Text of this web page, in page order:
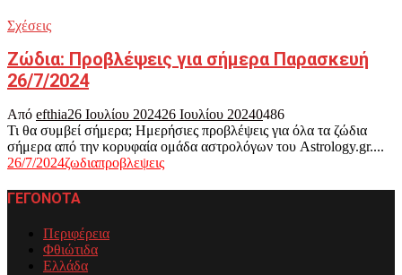
Σχέσεις
Ζώδια: Προβλέψεις για σήμερα Παρασκευή
26/7/2024
Από efthia26 Ιουλίου 202426 Ιουλίου 20240486
Τι θα συμβεί σήμερα; Ημερήσιες προβλέψεις για όλα τα ζώδια
σήμερα από την κορυφαία ομάδα αστρολόγων του Astrology.gr....
26/7/2024ζωδιαπροβλεψεις
ΓΕΓΟΝΟΤΑ
Περιφέρεια
Φθιώτιδα
Ελλάδα